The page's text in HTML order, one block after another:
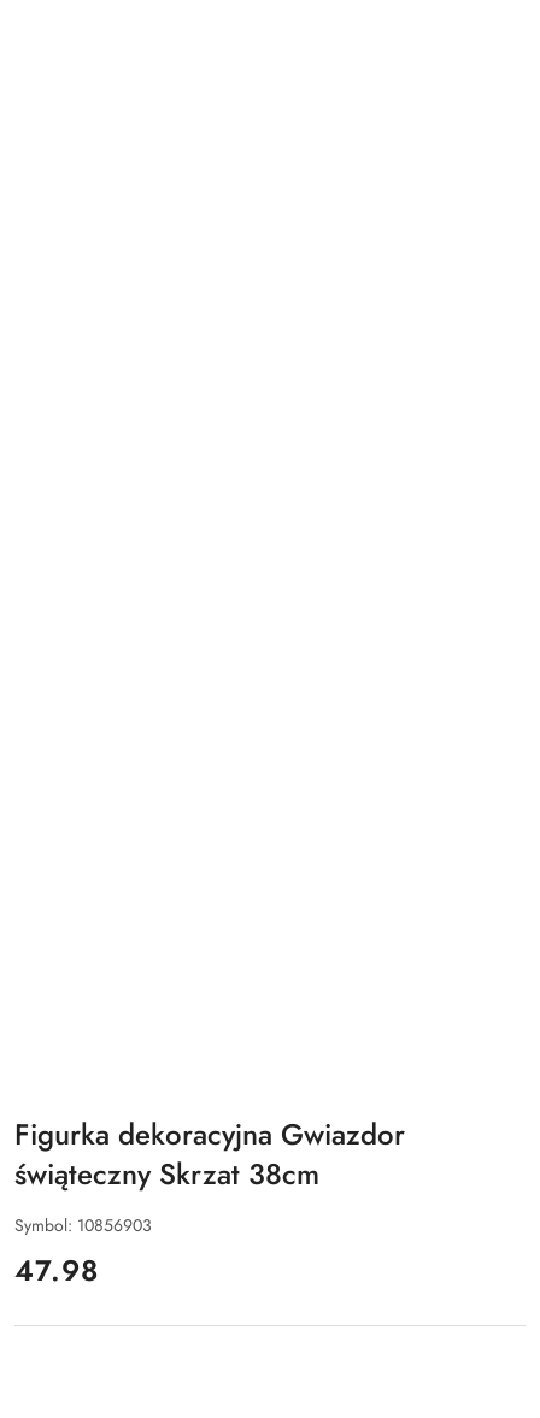
Figurka dekoracyjna Gwiazdor
świąteczny Skrzat 38cm
Symbol: 10856903
cena:
47.98